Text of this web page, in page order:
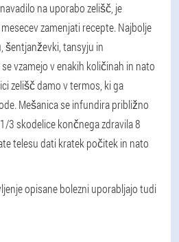
na uporabo zelišč, je
zamenjati recepte. Najbolje
šentjanževki, tansyju in
vzamejo v enakih količinah in nato
zelišč damo v termos, ki ga
Mešanica se infundira približno
3 skodelice končnega zdravila 8
telesu dati kratek počitek in nato
opisane bolezni uporabljajo tudi